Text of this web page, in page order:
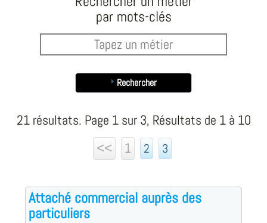
par mots-clés
Rechercher
21 résultats. Page 1 sur 3, Résultats de 1 à 10
<<
1 2 3
Attaché commercial auprès des
particuliers